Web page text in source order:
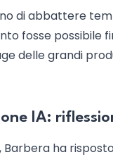
di abbattere
fosse possibile
delle grandi
IA:
ha